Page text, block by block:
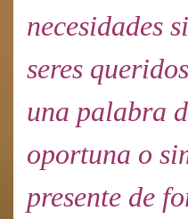
necesidades
seres
una palabra
oportuna o
presente de